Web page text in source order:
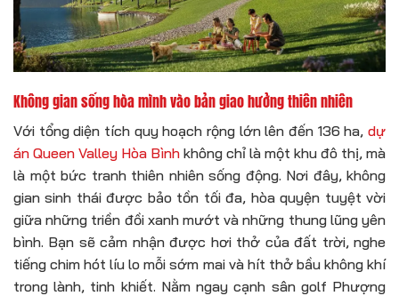
Không gian sống hòa mình vào bản giao hưởng thiên nhiên
Với tổng diện tích quy hoạch rộng lớn lên đến 136 ha, dự
án Queen Valley Hòa Bình không chỉ là một khu đô thị, mà
là một bức tranh thiên nhiên sống động. Nơi đây, không
gian sinh thái được bảo tồn tối đa, hòa quyện tuyệt vời
giữa những triền đồi xanh mướt và những thung lũng yên
bình. Bạn sẽ cảm nhận được hơi thở của đất trời, nghe
tiếng chim hót líu lo mỗi sớm mai và hít thở bầu không khí
trong lành, tinh khiết. Nằm ngay cạnh sân golf Phượng